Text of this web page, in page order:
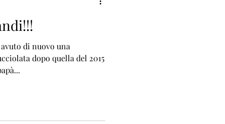
di nuovo una
dopo quella del 2015